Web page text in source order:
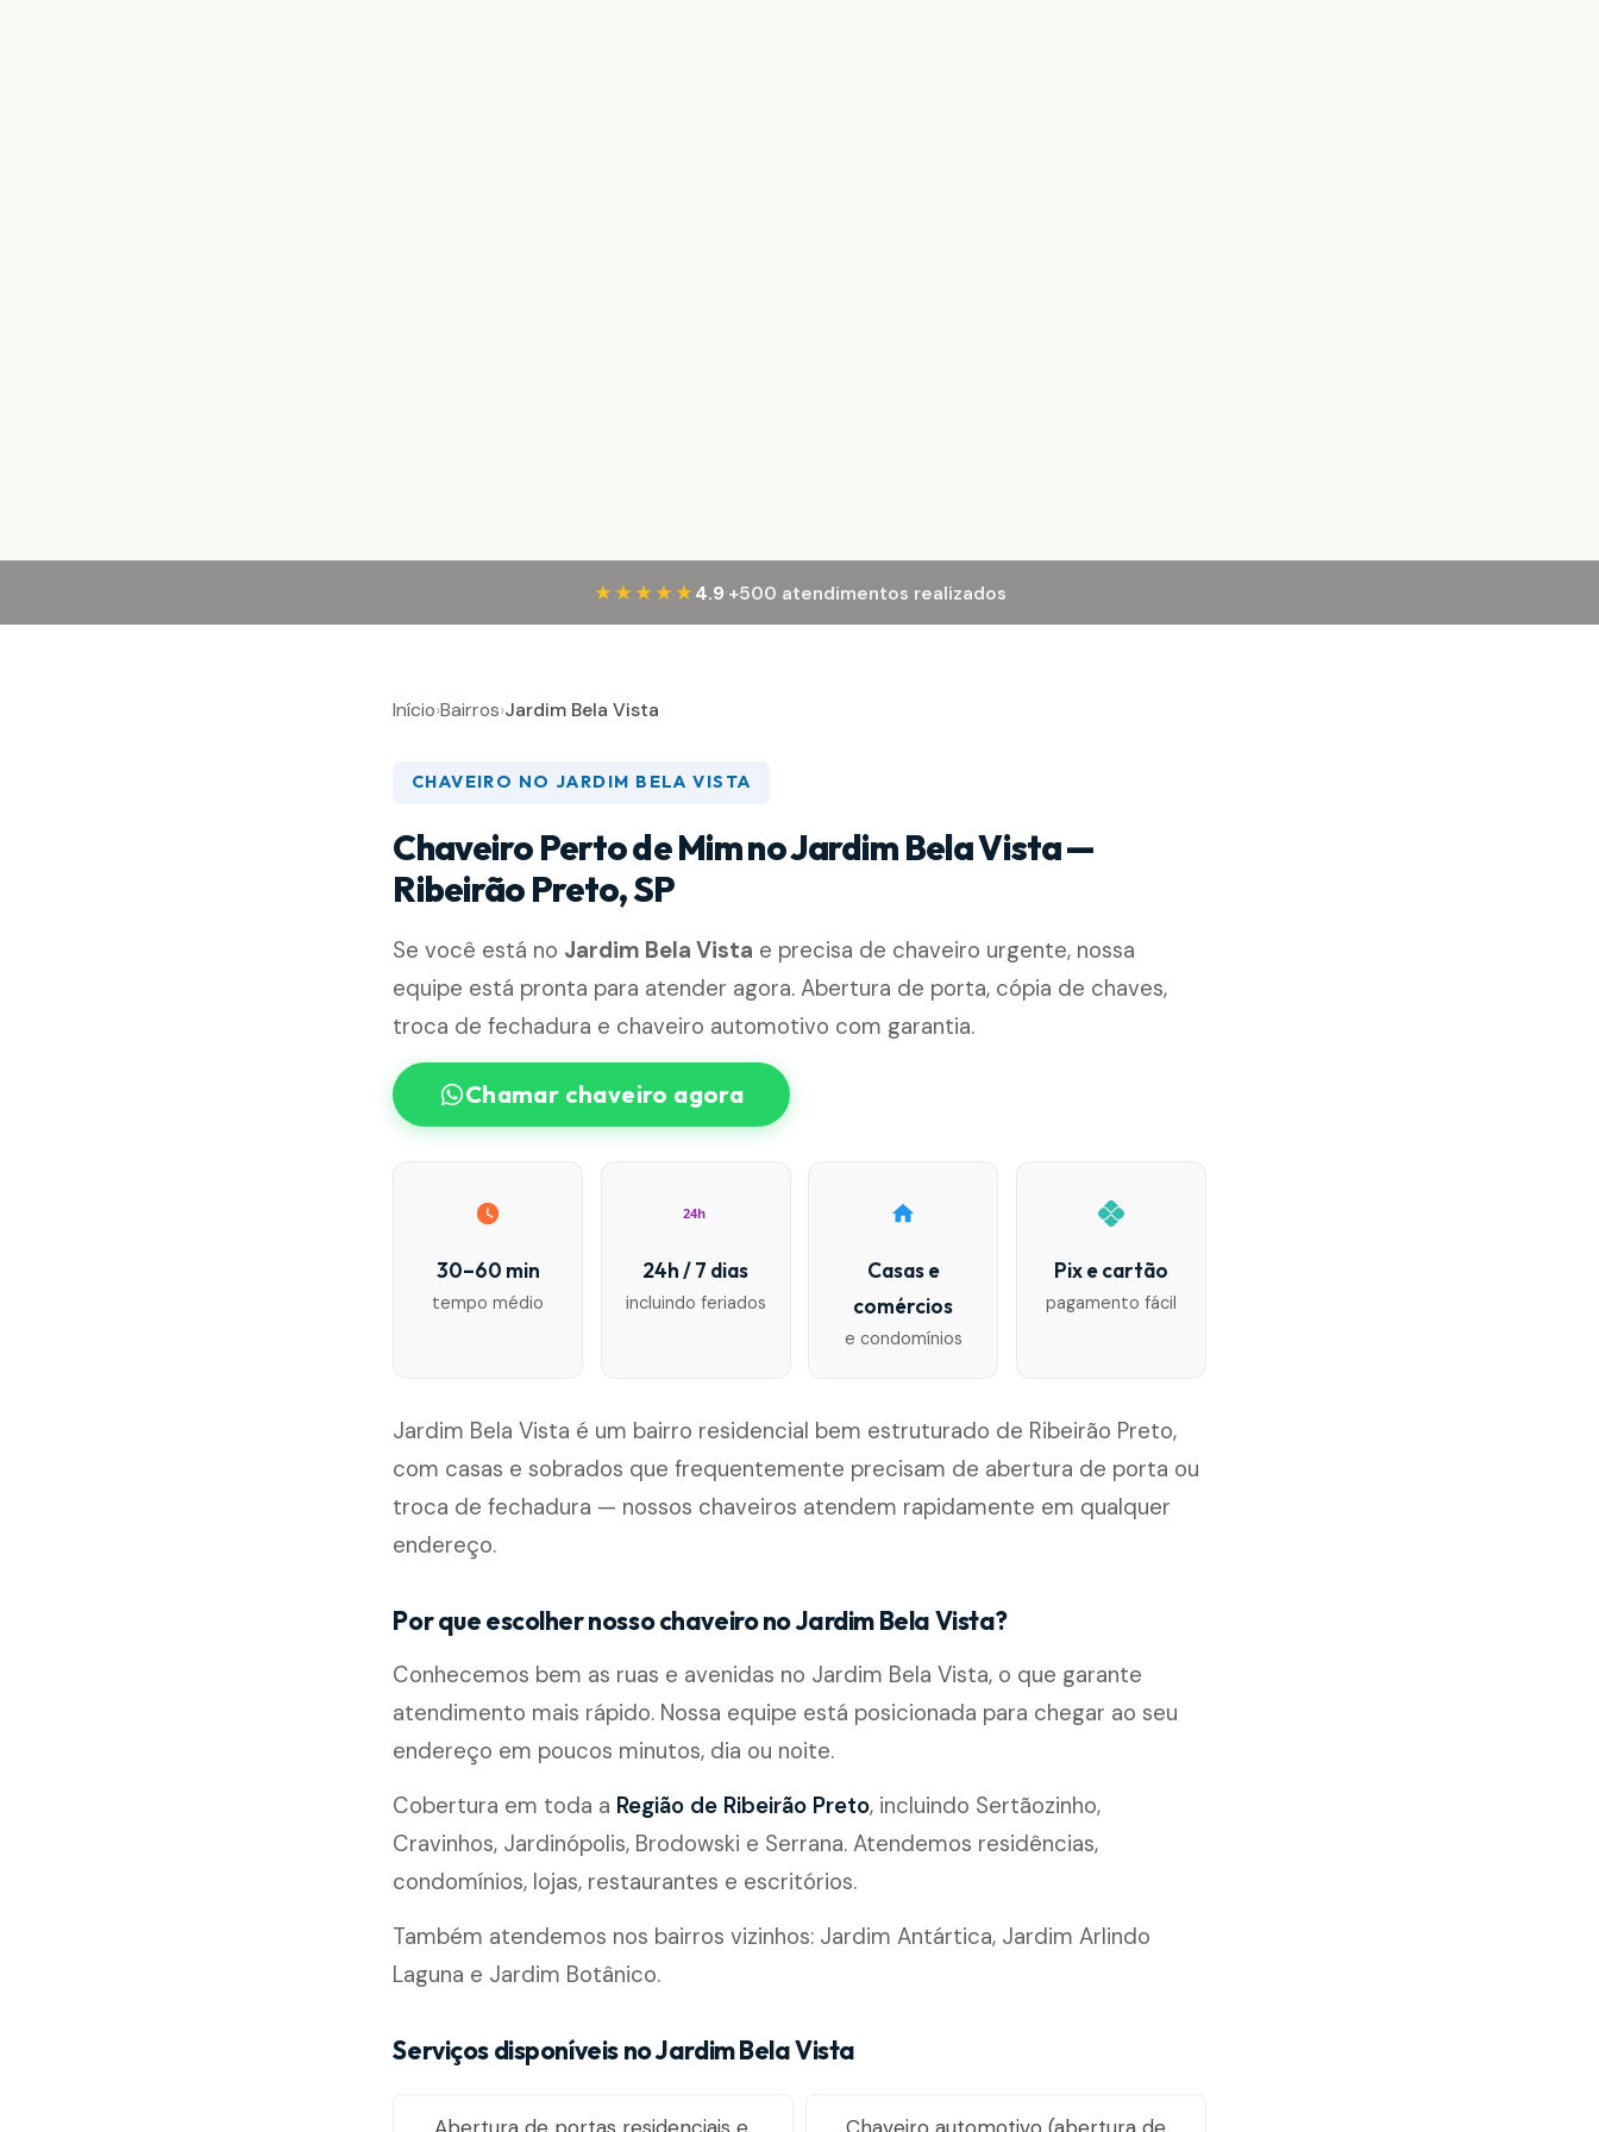
★★★★★ 4.9·+500 atendimentos realizados
Início›Bairros›Jardim Bela Vista
CHAVEIRO NO JARDIM BELA VISTA
Chaveiro Perto de Mim no Jardim Bela Vista —
Ribeirão Preto, SP
Se você está no Jardim Bela Vista e precisa de chaveiro urgente, nossa
equipe está pronta para atender agora. Abertura de porta, cópia de chaves,
troca de fechadura e chaveiro automotivo com garantia.
Chamar chaveiro agora
30–60 min
tempo médio
24h
24h / 7 dias
incluindo feriados
Casas e
comércios
e condomínios
Pix e cartão
pagamento fácil
Jardim Bela Vista é um bairro residencial bem estruturado de Ribeirão Preto,
com casas e sobrados que frequentemente precisam de abertura de porta ou
troca de fechadura — nossos chaveiros atendem rapidamente em qualquer
endereço.
Por que escolher nosso chaveiro no Jardim Bela Vista?
Conhecemos bem as ruas e avenidas no Jardim Bela Vista, o que garante
atendimento mais rápido. Nossa equipe está posicionada para chegar ao seu
endereço em poucos minutos, dia ou noite.
Cobertura em toda a Região de Ribeirão Preto, incluindo Sertãozinho,
Cravinhos, Jardinópolis, Brodowski e Serrana. Atendemos residências,
condomínios, lojas, restaurantes e escritórios.
Também atendemos nos bairros vizinhos: Jardim Antártica, Jardim Arlindo
Laguna e Jardim Botânico.
Serviços disponíveis no Jardim Bela Vista